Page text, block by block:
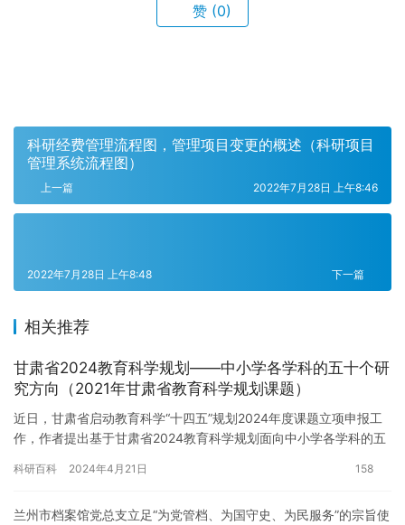
赞 (0)
科研经费管理流程图，管理项目变更的概述（科研项目
管理系统流程图）
上一篇 2022年7月28日 上午8:46
下一篇
2022年7月28日 上午8:48
相关推荐
甘肃省2024教育科学规划——中小学各学科的五十个研
究方向（2021年甘肃省教育科学规划课题）
近日，甘肃省启动教育科学“十四五”规划2024年度课题立项申报工
作，作者提出基于甘肃省2024教育科学规划面向中小学各学科的五
科研百科 2024年4月21日 158
兰州市档案馆党总支立足“为党管档、为国守史、为民服务”的宗旨使